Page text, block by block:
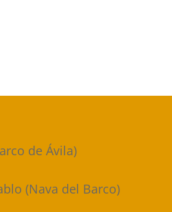
de Ávila)
(Nava del Barco)